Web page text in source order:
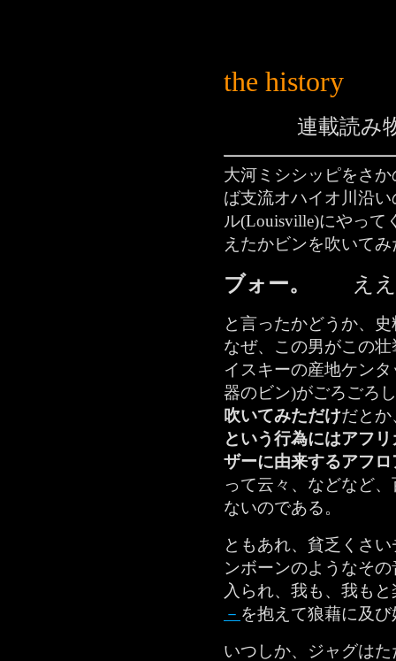
the history
連載読み
大河ミシシッピをさ
ば支流オハイオ川沿
ル(Louisville)にやって
えたかビンを吹いて
ブォー。 ええ
と言ったかどうか、
なぜ、この男がこの
イスキーの産地ケン
器のビン)がごろごろ
吹いてみただけだと
という行為にはアフ
ザーに由来するアフ
って云々、などなど
ないのである。
ともあれ、貧乏くさ
ンボーンのようなそ
入られ、我も、我も
－ を抱えて狼藉に及
いつしか、ジャグは